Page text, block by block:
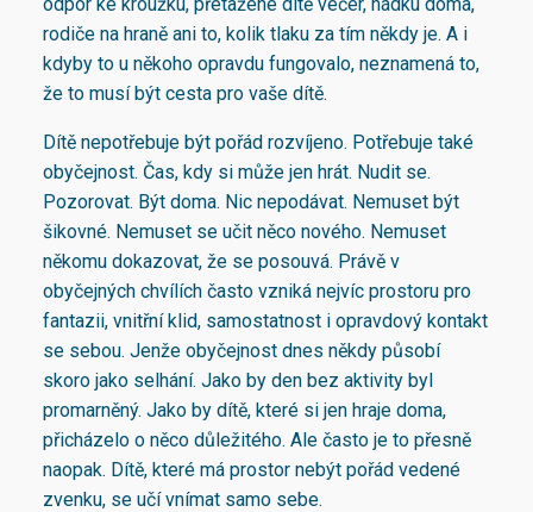
rodiče na hraně ani to, kolik tlaku za tím někdy je. A i
kdyby to u někoho opravdu fungovalo, neznamená to,
že to musí být cesta pro vaše dítě.
Dítě nepotřebuje být pořád rozvíjeno. Potřebuje také
obyčejnost. Čas, kdy si může jen hrát. Nudit se.
Pozorovat. Být doma. Nic nepodávat. Nemuset být
šikovné. Nemuset se učit něco nového. Nemuset
někomu dokazovat, že se posouvá. Právě v
obyčejných chvílích často vzniká nejvíc prostoru pro
fantazii, vnitřní klid, samostatnost i opravdový kontakt
se sebou. Jenže obyčejnost dnes někdy působí
skoro jako selhání. Jako by den bez aktivity byl
promarněný. Jako by dítě, které si jen hraje doma,
přicházelo o něco důležitého. Ale často je to přesně
naopak. Dítě, které má prostor nebýt pořád vedené
zvenku, se učí vnímat samo sebe.